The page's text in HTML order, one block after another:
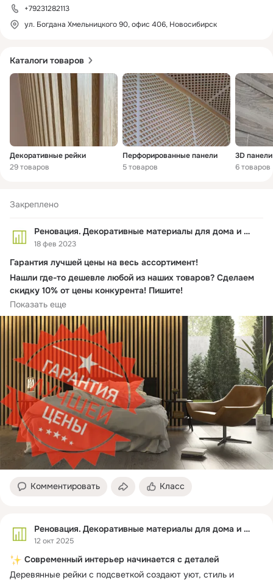
Каталоги товаров
Декоративные рейки
29 товаров
Перфорированные панели
5 товаров
3D панели
6 товаров
Закреплено
Реновация. Декоративные материалы для дома и офиса
18 фев 2023
Гарантия лучшей цены на весь ассортимент!
Нашли где-то дешевле любой из наших товаров? Сделаем
скидку 10% от цены конкурента! Пишите!
https://ok.ru/renovation/market
Показать еще
Комментировать Класс
Реновация. Декоративные материалы для дома и офиса
12 окт 2025
Современный интерьер начинается с деталей
Деревянные рейки с подсветкой создают уют, стиль и
+79231282113
ул. Богдана Хмельницкого 90, офис 406, Новосибирск